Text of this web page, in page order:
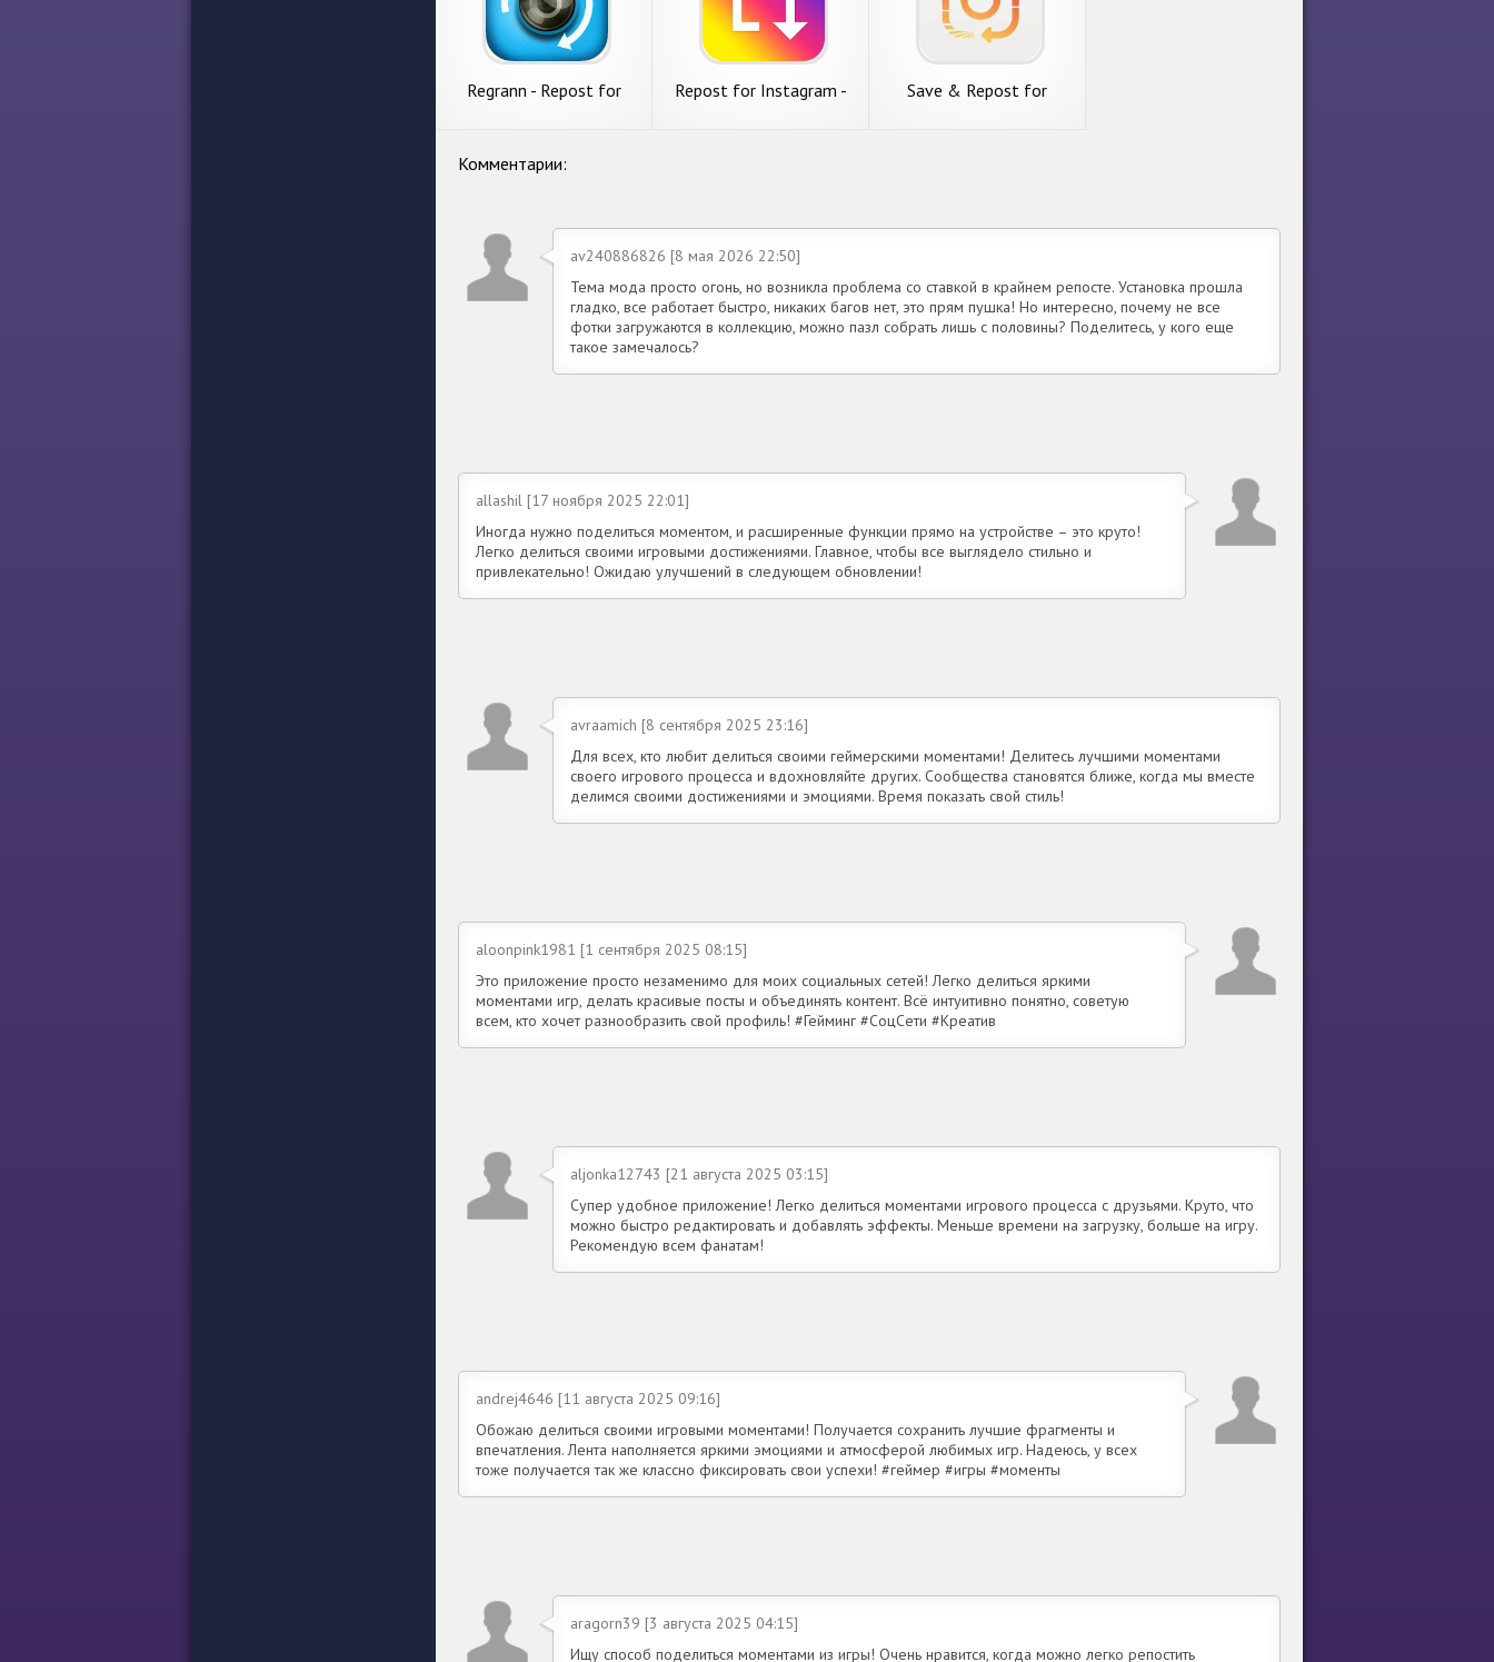
Regrann - Repost for
Repost for Instagram -
Save & Repost for
Комментарии:
av240886826 [8 мая 2026 22:50]
Тема мода просто огонь, но возникла проблема со ставкой в крайнем репосте. Установка прошла
гладко, все работает быстро, никаких багов нет, это прям пушка! Но интересно, почему не все
фотки загружаются в коллекцию, можно пазл собрать лишь с половины? Поделитесь, у кого еще
такое замечалось?
allashil [17 ноября 2025 22:01]
Иногда нужно поделиться моментом, и расширенные функции прямо на устройстве – это круто!
Легко делиться своими игровыми достижениями. Главное, чтобы все выглядело стильно и
привлекательно! Ожидаю улучшений в следующем обновлении!
avraamich [8 сентября 2025 23:16]
Для всех, кто любит делиться своими геймерскими моментами! Делитесь лучшими моментами
своего игрового процесса и вдохновляйте других. Сообщества становятся ближе, когда мы вместе
делимся своими достижениями и эмоциями. Время показать свой стиль!
aloonpink1981 [1 сентября 2025 08:15]
Это приложение просто незаменимо для моих социальных сетей! Легко делиться яркими
моментами игр, делать красивые посты и объединять контент. Всё интуитивно понятно, советую
всем, кто хочет разнообразить свой профиль! #Гейминг #СоцСети #Креатив
aljonka12743 [21 августа 2025 03:15]
Супер удобное приложение! Легко делиться моментами игрового процесса с друзьями. Круто, что
можно быстро редактировать и добавлять эффекты. Меньше времени на загрузку, больше на игру.
Рекомендую всем фанатам!
andrej4646 [11 августа 2025 09:16]
Обожаю делиться своими игровыми моментами! Получается сохранить лучшие фрагменты и
впечатления. Лента наполняется яркими эмоциями и атмосферой любимых игр. Надеюсь, у всех
тоже получается так же классно фиксировать свои успехи! #геймер #игры #моменты
aragorn39 [3 августа 2025 04:15]
Ищу способ поделиться моментами из игры! Очень нравится, когда можно легко репостить